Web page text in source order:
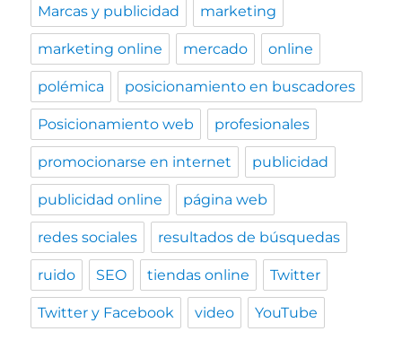
Marcas y publicidad marketing
marketing online mercado online
polémica posicionamiento en buscadores
Posicionamiento web profesionales
promocionarse en internet publicidad
publicidad online página web
redes sociales resultados de búsquedas
ruido SEO tiendas online Twitter
Twitter y Facebook video YouTube